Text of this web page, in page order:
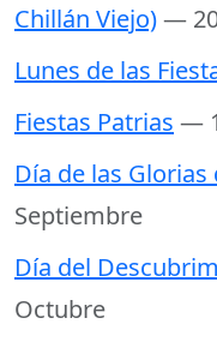
Chillán Viejo)—
Lunes de las
Fiestas Patrias —
Día de las Glorias
Septiembre
Día del
Octubre